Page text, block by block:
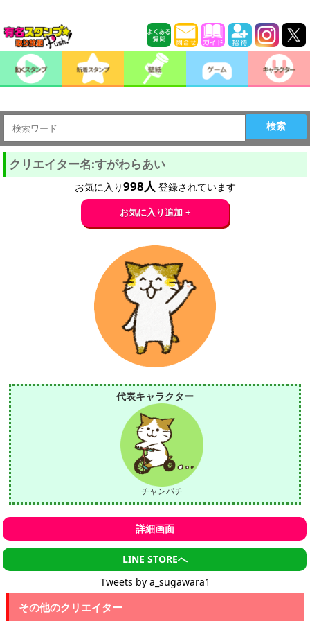
検索
クリエイター名:すがわらあい
お気に入り998人 登録されています
お気に入り追加 +
代表キャラクター
チャンパチ
詳細画面
LINE STOREへ
Tweets by a_sugawara1
その他のクリエイター